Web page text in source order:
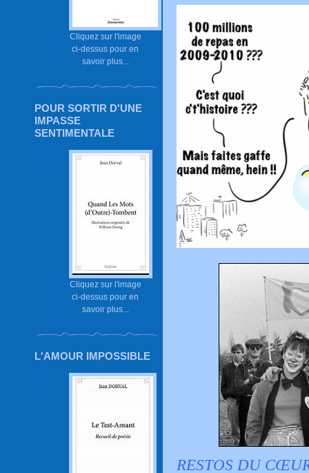
Cliquez sur l'image
ci-dessus pour en
savoir plus...
POUR SORTIR D'UNE
IMPASSE
SENTIMENTALE
Cliquez sur l'image
ci-dessus pour en
savoir plus...
L'AMOUR IMPOSSIBLE
RESTOS DU